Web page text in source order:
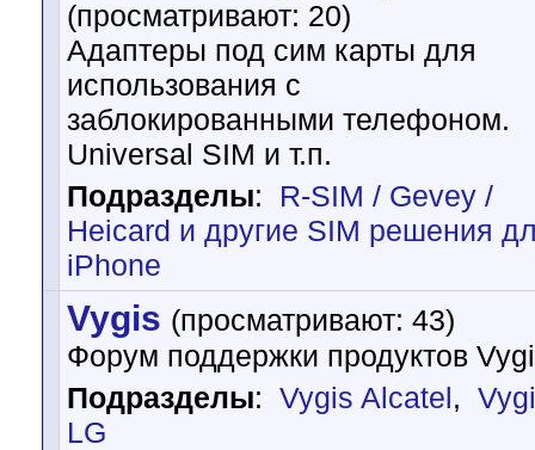
(просматривают: 20)
Адаптеры под сим карты для
использования с
заблокированными телефоном.
Universal SIM и т.п.
Подразделы:
R-SIM / Gevey /
Heicard и другие SIM решения
iPhone
Vygis (просматривают: 43)
Форум поддержки продуктов
Подразделы: Vygis Alcatel,
LG